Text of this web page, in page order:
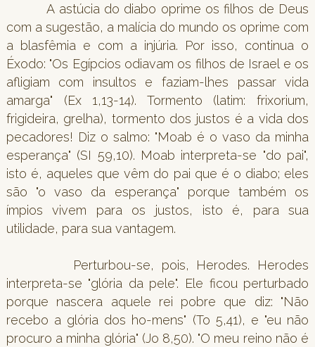
A astúcia do diabo oprime os filhos de Deus
com a sugestão, a malícia do mundo os oprime com
a blasfêmia e com a injúria. Por isso, continua o
Éxodo: "Os Egípcios odiavam os filhos de Israel e os
afligiam com insultos e faziam-lhes passar vida
amarga" (Ex 1,13-14). Tormento (latim: frixorium,
frigideira, grelha), tormento dos justos é a vida dos
pecadores! Diz o salmo: "Moab é o vaso da minha
esperança" (SI 59,10). Moab interpreta-se "do pai",
isto é, aqueles que vêm do pai que é o diabo; eles
são "o vaso da esperança" porque também os
ímpios vivem para os justos, isto é, para sua
utilidade, para sua vantagem.
Perturbou-se, pois, Herodes. Herodes
interpreta-se "glória da pele". Ele ficou perturbado
porque nascera aquele rei pobre que diz: "Não
recebo a glória dos ho-mens" (To 5,41), e "eu não
procuro a minha glória" (Jo 8,50). "O meu reino não é